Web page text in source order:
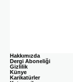
Hakkımızda
Dergi Aboneliği
Gizlilik
Künye
Karikatürler